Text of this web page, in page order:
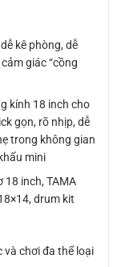
kê phòng, dễ
giác “cồng
kính 18 inch cho
gọn, rõ nhịp, dễ
trong không gian
mini
18 inch, TAMA
drum kit
và chơi đa thể loại